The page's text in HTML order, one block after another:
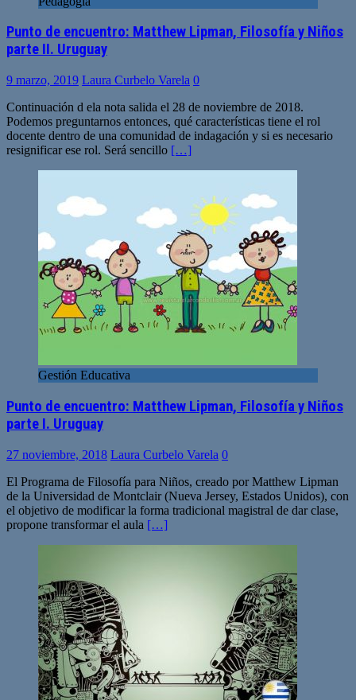
Punto de encuentro: Matthew Lipman, Filosofía y Niños
parte II. Uruguay
9 marzo, 2019 Laura Curbelo Varela 0
Continuación d ela nota salida el 28 de noviembre de 2018.
Podemos preguntarnos entonces, qué características tiene el rol
docente dentro de una comunidad de indagación y si es necesario
resignificar ese rol. Será sencillo […]
Gestión Educativa
Punto de encuentro: Matthew Lipman, Filosofía y Niños
parte I. Uruguay
27 noviembre, 2018 Laura Curbelo Varela 0
El Programa de Filosofía para Niños, creado por Matthew Lipman
de la Universidad de Montclair (Nueva Jersey, Estados Unidos), con
el objetivo de modificar la forma tradicional magistral de dar clase,
propone transformar el aula […]